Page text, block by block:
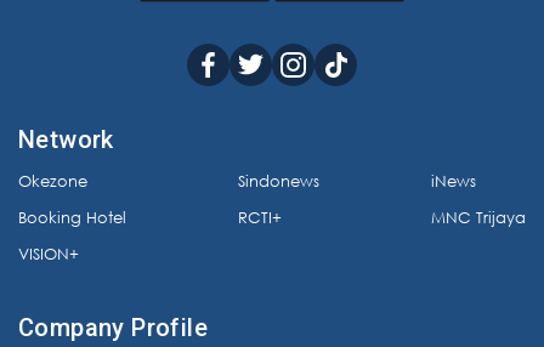
Network
Okezone
Booking Hotel
VISION+
Sindonews
RCTI+
iNews
MNC Trijaya
Company Profile